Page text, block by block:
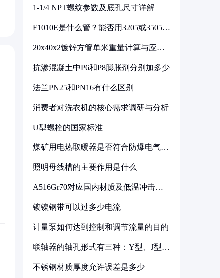
1-1/4 NPT螺纹参数及底孔尺寸详解
F1010E是什么管？能否用3205或3505代
20x40x2镀锌方管单米重量计算与应用
抗渗混凝土中P6和P8膨胀剂分别加多少
法兰PN25和PN16有什么区别
消费者对洗衣机的核心需求调研与分析
U型螺栓的国家标准
煤矿用电热取暖器是否符合防爆电气设
照明母线槽的主要作用是什么
A516Gr70对应国内材质及低温冲击要
镀镍钢带可以过多少电流
计量泵如何达到控制和调节流量的目的
联轴器的轴孔形式有三种：Y型、J型、
不锈钢材质厚度允许误差是多少